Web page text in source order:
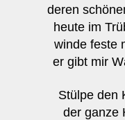
deren
heute im
winde feste
er gibt mir
Stülpe den
der ganze